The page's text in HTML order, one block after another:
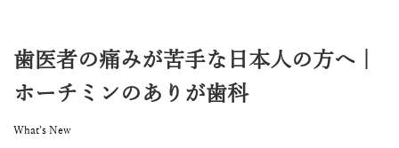
歯医者の痛みが苦手な日本人の方へ｜
ホーチミンのありが歯科
What’s New